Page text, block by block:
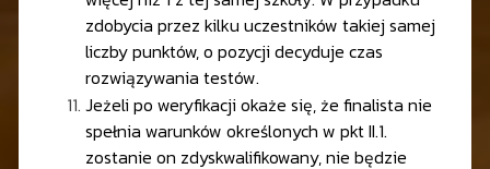
zdobycia przez kilku uczestników takiej samej
liczby punktów, o pozycji decyduje czas
rozwiązywania testów.
Jeżeli po weryfikacji okaże się, że finalista nie
spełnia warunków określonych w pkt II.1.
zostanie on zdyskwalifikowany, nie będzie